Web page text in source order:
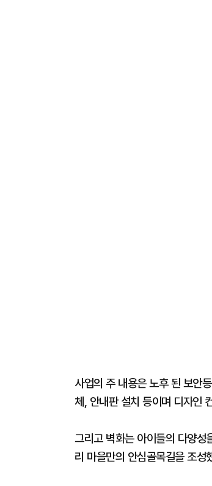
사업의 주 내용은 노후 된 보안
체, 안내판 설치 등이며 디자인
그리고 벽화는 아이들의 다양
리 마을만의 안심골목길을 조성